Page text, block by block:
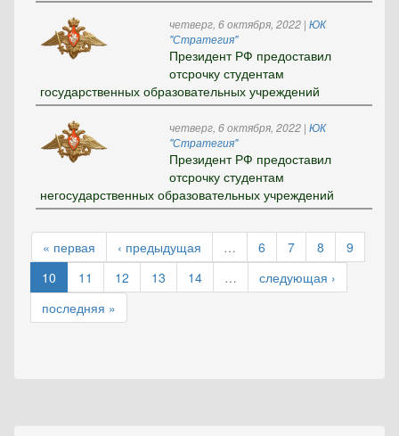
четверг, 6 октября, 2022 | ЮК
"Стратегия"
Президент РФ предоставил
отсрочку студентам
государственных образовательных учреждений
четверг, 6 октября, 2022 | ЮК
"Стратегия"
Президент РФ предоставил
отсрочку студентам
негосударственных образовательных учреждений
« первая ‹ предыдущая … 6 7 8
9
10
11 12 13 14 …
следующая ›
последняя »